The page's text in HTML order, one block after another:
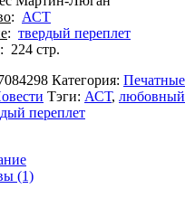
: АСТ
: твердый переплет
: 224 стр.
Категория:
Тэги: АСТ,
переплет
(1)